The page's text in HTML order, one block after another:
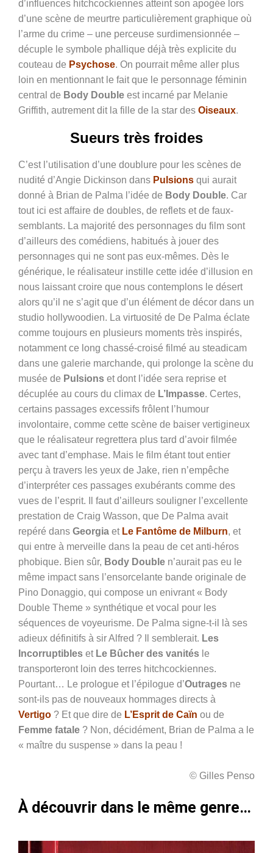
d’influences hitchcockiennes atteint son apogée lors
d’une scène de meurtre particulièrement graphique où
l’arme du crime – une perceuse surdimensionnée –
décuple le symbole phallique déjà très explicite du
couteau de Psychose. On pourrait même aller plus
loin en mentionnant le fait que le personnage féminin
central de Body Double est incarné par Melanie
Griffith, autrement dit la fille de la star des Oiseaux.
Sueurs très froides
C’est l’utilisation d’une doublure pour les scènes de
nudité d’Angie Dickinson dans Pulsions qui aurait
donné à Brian de Palma l’idée de Body Double. Car
tout ici est affaire de doubles, de reflets et de faux-
semblants. La majorité des personnages du film sont
d’ailleurs des comédiens, habitués à jouer des
personnages qui ne sont pas eux-mêmes. Dès le
générique, le réalisateur instille cette idée d’illusion en
nous laissant croire que nous contemplons le désert
alors qu’il ne s’agit que d’un élément de décor dans un
studio hollywoodien. La virtuosité de De Palma éclate
comme toujours en plusieurs moments très inspirés,
notamment ce long chassé-croisé filmé au steadicam
dans une galerie marchande, qui prolonge la scène du
musée de Pulsions et dont l’idée sera reprise et
décuplée au cours du climax de L’Impasse. Certes,
certains passages excessifs frôlent l’humour
involontaire, comme cette scène de baiser vertigineux
que le réalisateur regrettera plus tard d’avoir filmée
avec tant d’emphase. Mais le film étant tout entier
perçu à travers les yeux de Jake, rien n’empêche
d’interpréter ces passages exubérants comme des
vues de l’esprit. Il faut d’ailleurs souligner l’excellente
prestation de Craig Wasson, que De Palma avait
repéré dans Georgia et Le Fantôme de Milburn, et
qui entre à merveille dans la peau de cet anti-héros
phobique. Bien sûr, Body Double n’aurait pas eu le
même impact sans l’ensorcelante bande originale de
Pino Donaggio, qui compose un enivrant « Body
Double Theme » synthétique et vocal pour les
séquences de voyeurisme. De Palma signe-t-il là ses
adieux définitifs à sir Alfred ? Il semblerait. Les
Incorruptibles et Le Bûcher des vanités le
transporteront loin des terres hitchcockiennes.
Pourtant… Le prologue et l’épilogue d’Outrages ne
sont-ils pas de nouveaux hommages directs à
Vertigo ? Et que dire de L’Esprit de Caïn ou de
Femme fatale ? Non, décidément, Brian de Palma a le
« maître du suspense » dans la peau !
© Gilles Penso
À découvrir dans le même genre…